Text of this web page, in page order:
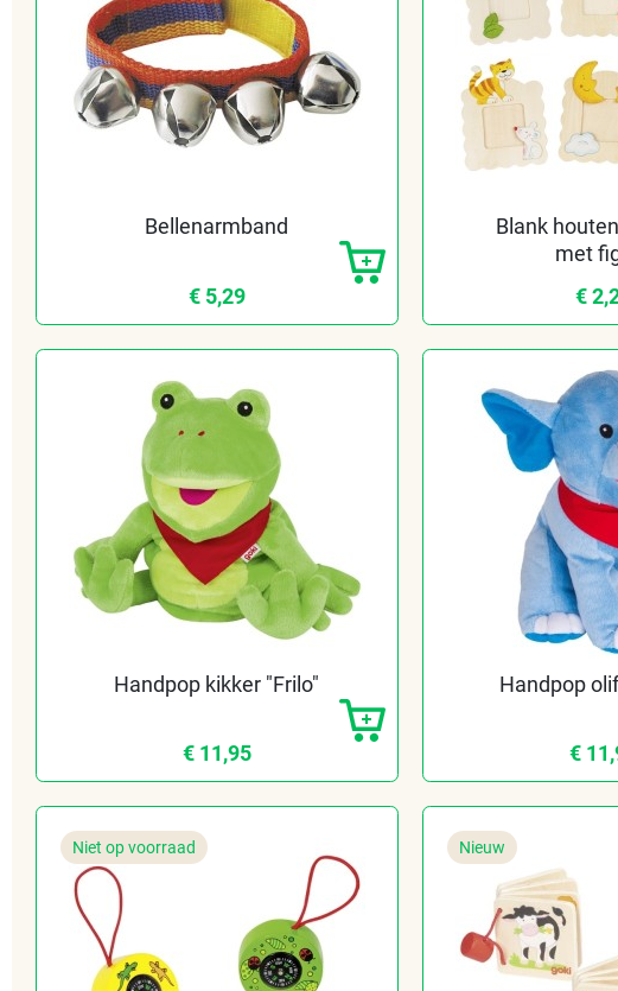
Bellenarmband
€ 5,29
Blank
met
€
Handpop kikker "Frilo"
€ 11,95
Handpop
€
Niet op voorraad Nieuw